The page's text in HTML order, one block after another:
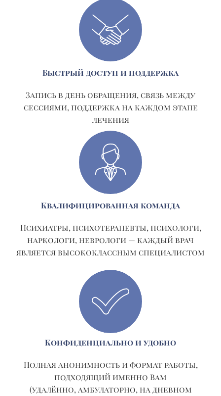
Быстрый доступ и поддержка
Запись в день обращения, связь между
сессиями, поддержка на каждом этапе
лечения
Квалифицированная команда
Психиатры, психотерапевты, психологи,
наркологи, неврологи — каждый врач
является высококлассным специалистом
Конфиденциально и удобно
Полная анонимность и формат работы,
подходящий именно Вам
(удалённо, амбулаторно, на дневном